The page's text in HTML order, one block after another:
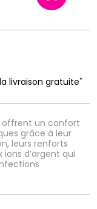
offrent un confort
grâce à leur
leurs renforts
d’argent qui
livraison gratuite*